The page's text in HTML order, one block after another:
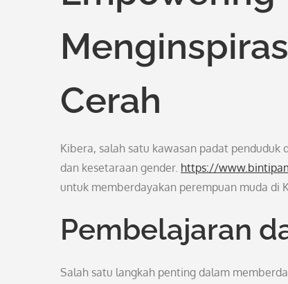
Cerah
Kibera, salah satu kawasan padat
dan kesetaraan gender. https://
untuk memberdayakan perempuan muda di
Pembelajaran
Salah satu langkah penting dalam